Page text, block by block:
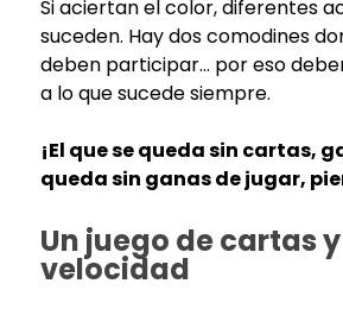
Si aciertan el color, diferentes
suceden. Hay dos comodines
deben participar… por eso
a lo que sucede siempre.
¡El que se queda sin cartas,
queda sin ganas de jugar,
Un juego de cartas y
velocidad